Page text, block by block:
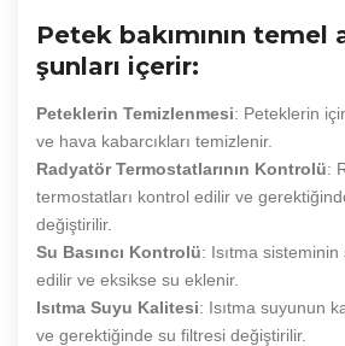
Petek bakımının temel
şunları içerir:
Peteklerin Temizlenmesi: Peteklerin
ve hava kabarcıkları temizlenir.
Radyatör Termostatlarının Kontrolü:
termostatları kontrol edilir ve
değiştirilir.
Su Basıncı Kontrolü: Isıtma sisteminin
edilir ve eksikse su eklenir.
Isıtma Suyu Kalitesi: Isıtma suyunun
ve gerektiğinde su filtresi değiştirilir.